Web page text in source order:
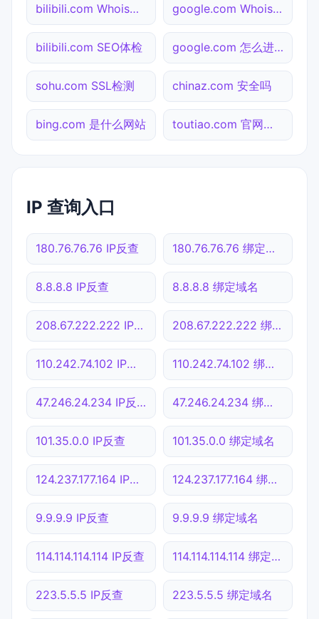
bilibili.com Whois查询 google.com Whois查询
bilibili.com SEO体检 google.com 怎么进入
sohu.com SSL检测 chinaz.com 安全吗
bing.com 是什么网站 toutiao.com 官网入口
IP 查询入口
180.76.76.76 IP反查 180.76.76.76 绑定域名
8.8.8.8 IP反查 8.8.8.8 绑定域名
208.67.222.222 IP反查 208.67.222.222 绑定域名
110.242.74.102 IP反查 110.242.74.102 绑定域名
47.246.24.234 IP反查 47.246.24.234 绑定域名
101.35.0.0 IP反查 101.35.0.0 绑定域名
124.237.177.164 IP反查 124.237.177.164 绑定域名
9.9.9.9 IP反查 9.9.9.9 绑定域名
114.114.114.114 IP反查 114.114.114.114 绑定域名
223.5.5.5 IP反查 223.5.5.5 绑定域名